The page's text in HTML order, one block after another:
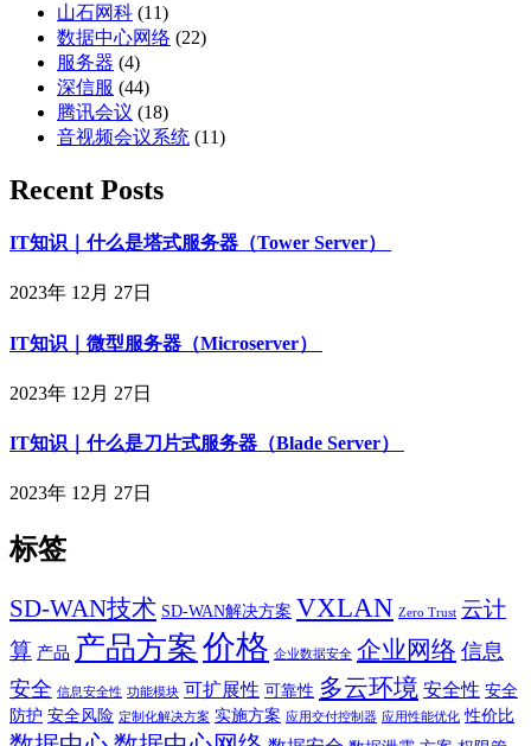
山石网科 (11)
数据中心网络 (22)
服务器 (4)
深信服 (44)
腾讯会议 (18)
音视频会议系统 (11)
Recent Posts
IT知识｜什么是塔式服务器（Tower Server）
2023年 12月 27日
IT知识｜微型服务器（Microserver）
2023年 12月 27日
IT知识｜什么是刀片式服务器（Blade Server）
2023年 12月 27日
标签
SD-WAN技术 SD-WAN解决方案 VXLAN Zero Trust 云计
算 产品 产品方案价格 企业数据安全 企业网络 信息
安全 信息安全性 功能模块 可扩展性 可靠性 多云环境 安全性 安全
防护 安全风险 定制化解决方案 实施方案 应用交付控制器 应用性能优化 性价比